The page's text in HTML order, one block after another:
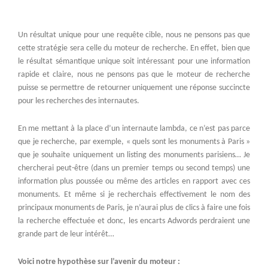
Un résultat unique pour une requête cible, nous ne pensons pas que
cette stratégie sera celle du moteur de recherche. En effet, bien que
le résultat sémantique unique soit intéressant pour une information
rapide et claire, nous ne pensons pas que le moteur de recherche
puisse se permettre de retourner uniquement une réponse succincte
pour les recherches des internautes.
En me mettant à la place d’un internaute lambda, ce n’est pas parce
que je recherche, par exemple, « quels sont les monuments à Paris »
que je souhaite uniquement un listing des monuments parisiens… Je
chercherai peut-être (dans un premier temps ou second temps) une
information plus poussée ou même des articles en rapport avec ces
monuments. Et même si je recherchais effectivement le nom des
principaux monuments de Paris, je n’aurai plus de clics à faire une fois
la recherche effectuée et donc, les encarts Adwords perdraient une
grande part de leur intérêt…
Voici notre hypothèse sur l’avenir du moteur :